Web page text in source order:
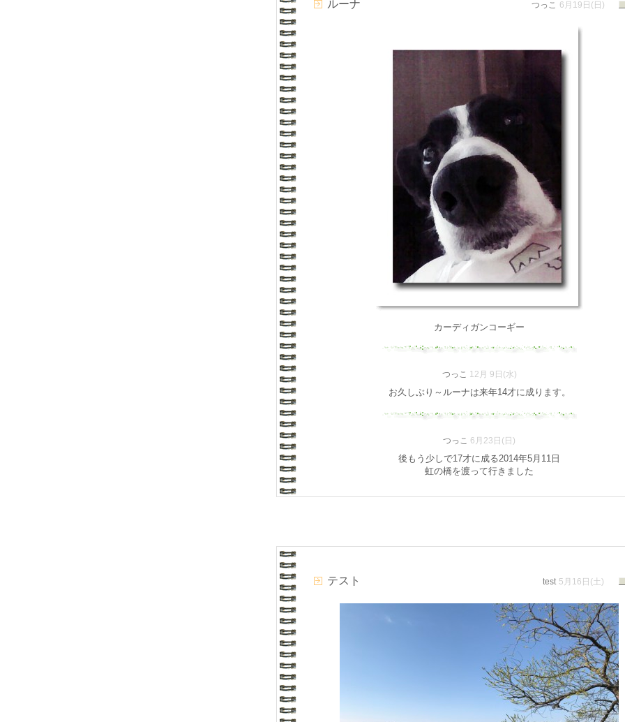
ルーナ つっこ 6月19日(日)
カーディガンコーギー
つっこ 12月 9日(水)
お久しぶり～ルーナは来年14才に成ります。
つっこ 6月23日(日)
後もう少しで17才に成る2014年5月11日
虹の橋を渡って行きました
テスト test 5月16日(土)